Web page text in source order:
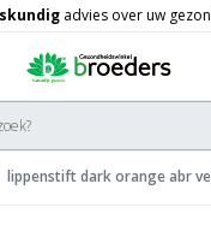
advies over uw
lippenstift dark orange abr